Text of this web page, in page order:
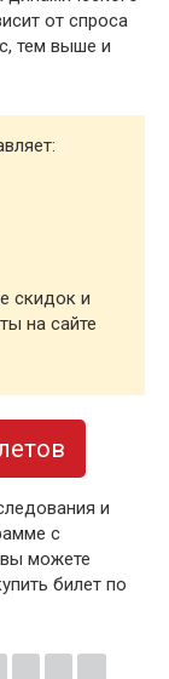
от спроса
тем выше и
скидок и
на сайте
и
с
можете
билет по